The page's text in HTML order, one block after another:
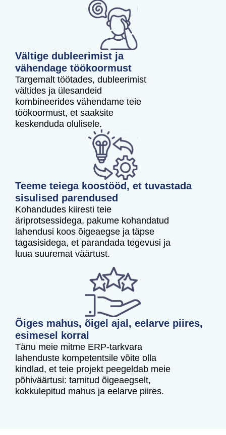
Vältige dubleerimist ja
vähendage töökoormust
Targemalt töötades, dubleerimist
vältides ja ülesandeid
kombineerides vähendame teie
töökoormust, et saaksite
keskenduda olulisele.
Teeme teiega koostööd, et tuvastada
sisulised parendused
Kohandudes kiiresti teie
äriprotsessidega, pakume kohandatud
lahendusi koos õigeaegse ja täpse
tagasisidega, et parandada tegevusi ja
luua suuremat väärtust.
Õiges mahus, õigel ajal, eelarve piires,
esimesel korral
Tänu meie mitme ERP-tarkvara
lahenduste kompetentsile võite olla
kindlad, et teie projekt peegeldab meie
põhiväärtusi: tarnitud õigeaegselt,
kokkulepitud mahus ja eelarve piires.